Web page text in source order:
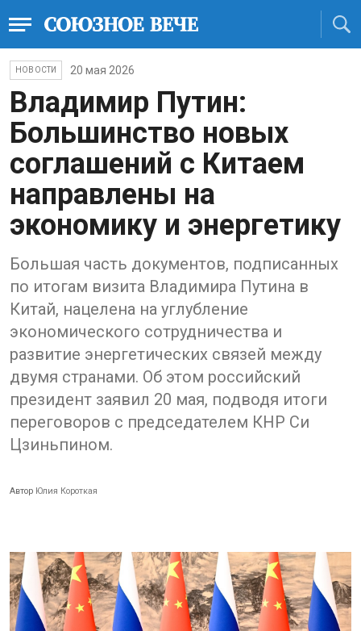
НОВОСТИ 20 мая 2026
Владимир Путин:
Большинство новых
соглашений с Китаем
направлены на
экономику и энергетику
Большая часть документов, подписанных
по итогам визита Владимира Путина в
Китай, нацелена на углубление
экономического сотрудничества и
развитие энергетических связей между
двумя странами. Об этом российский
президент заявил 20 мая, подводя итоги
переговоров с председателем КНР Си
Цзиньпином.
Автор Юлия Короткая